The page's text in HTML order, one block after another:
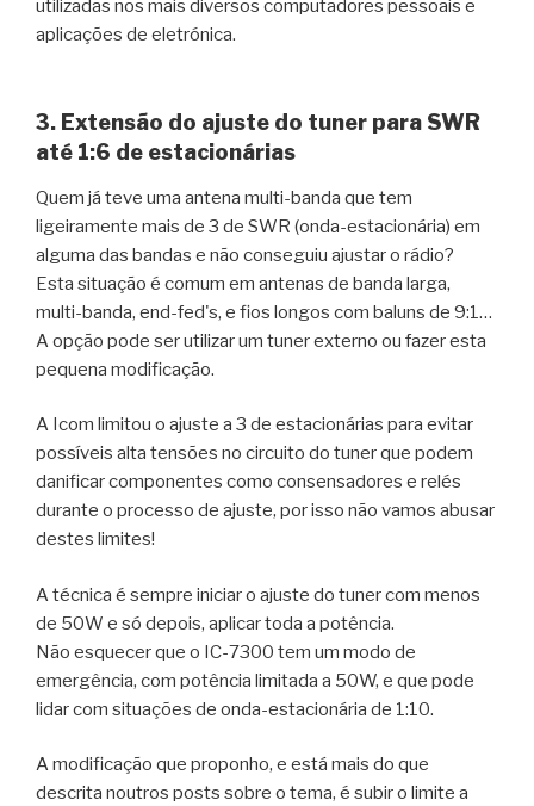
utilizadas nos mais diversos computadores pessoais e
aplicações de eletrónica.
3. Extensão do ajuste do tuner para SWR
até 1:6 de estacionárias
Quem já teve uma antena multi-banda que tem
ligeiramente mais de 3 de SWR (onda-estacionária) em
alguma das bandas e não conseguiu ajustar o rádio?
Esta situação é comum em antenas de banda larga,
multi-banda, end-fed's, e fios longos com baluns de 9:1…
A opção pode ser utilizar um tuner externo ou fazer esta
pequena modificação.
A Icom limitou o ajuste a 3 de estacionárias para evitar
possíveis alta tensões no circuito do tuner que podem
danificar componentes como consensadores e relés
durante o processo de ajuste, por isso não vamos abusar
destes limites!
A técnica é sempre iniciar o ajuste do tuner com menos
de 50W e só depois, aplicar toda a potência.
Não esquecer que o IC-7300 tem um modo de
emergência, com potência limitada a 50W, e que pode
lidar com situações de onda-estacionária de 1:10.
A modificação que proponho, e está mais do que
descrita noutros posts sobre o tema, é subir o limite a